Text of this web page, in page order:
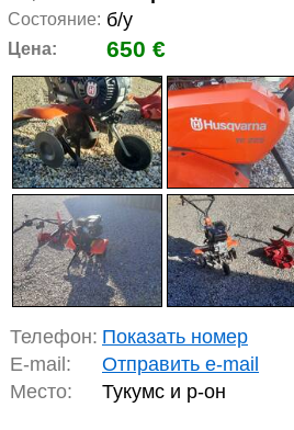
Состояние: б/у
Цена: 650 €
Телефон: Показать номер
E-mail:
Отправить e-mail
Место:
Тукумс и р-он